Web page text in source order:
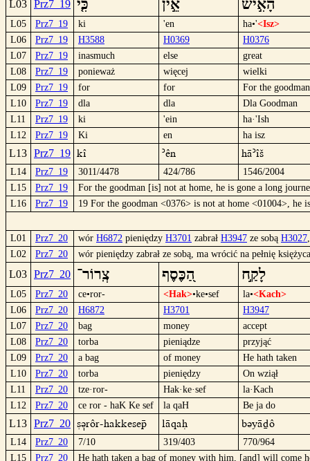
L03 Prz7_19 כִּ֤י אֵ֣ין הָאִ֣ישׁ
L05 Prz7_19 ki 'en ha•'<Isz>
L06
Prz7_19 H3588 H0369
H0376
L07
Prz7_19 inasmuch else
great
L08
Prz7_19 ponieważ więcej
wielki
L09
Prz7_19 for for
For the goodman
L10
Prz7_19 dla dla
Dla Goodman
L11
Prz7_19 ki 'ein
ha·'Ish
L12
Prz7_19 Ki en ha isz
L13 Prz7_19 Kî ´ên hä´îš
L14 Prz7_19 3011/4478 424/786
1546/2004
L15
Prz7_19
For the goodman [is] not at home, he is gone a long
L16
Prz7_19 19 For the goodman <0376> is not at home <01004>,
L01 Prz7_20 wór H6872 pieniędzy H3701 zabrał H3947 ze sobą H3027
L02
Prz7_20 wór pieniędzy zabrał ze sobą, ma wrócić na pełnię
L03 Prz7_20 צְֽרוֹר־ הַ֭כֶּסֶף לָקַ֣ח
L05 Prz7_20 ce•ror- <Hak>•ke•sef la•<Kach>
L06
Prz7_20 H6872 H3701
H3947
L07
Prz7_20 bag money
accept
L08
Prz7_20 torba pieniądze
przyjąć
L09
Prz7_20 a bag of money
He hath taken
L10
Prz7_20 torba pieniędzy
On wziął
L11
Prz7_20 tze·ror- Hak·ke·sef
la·Kach
L12
Prz7_20 ce ror - haK Ke sef la qaH Be ja do
L13 Prz7_20 cü|rôr-haKKesep läqaH Büyädô
L14 Prz7_20 7/10 319/403
770/964
L15
Prz7_20
He hath taken a bag of money with him, [and] will come